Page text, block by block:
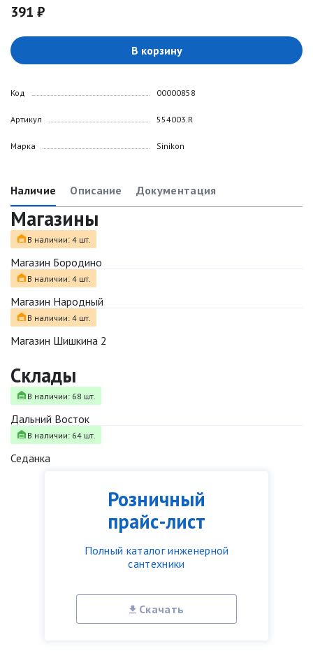
Розничный
прайс-лист
Полный каталог инженерной
сантехники
Скачать
391 ₽
В корзину
Код
Артикул
Марка
00000858
554003.R
Sinikon
Наличие Описание Документация
Магазины
В наличии: 4 шт.
Магазин Бородино
В наличии: 4 шт.
Магазин Народный
В наличии: 4 шт.
Магазин Шишкина 2
Склады
В наличии: 68 шт.
Дальний Восток
В наличии: 64 шт.
Седанка